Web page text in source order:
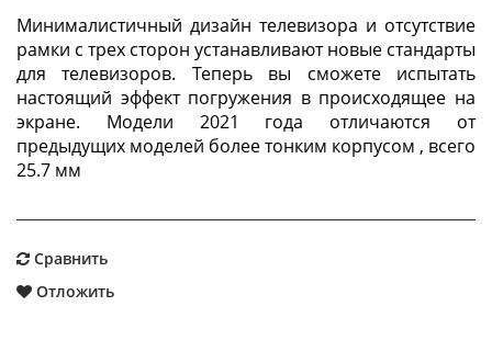
Минималистичный дизайн телевизора и отсутствие
рамки с трех сторон устанавливают новые стандарты
для телевизоров. Теперь вы сможете испытать
настоящий эффект погружения в происходящее на
экране. Модели 2021 года отличаются от
предыдущих моделей более тонким корпусом , всего
25.7 мм
Сравнить
Отложить